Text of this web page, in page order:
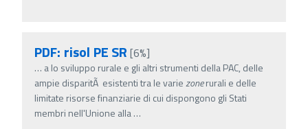
PDF: risol PE SR [6%]
… a lo sviluppo rurale e gli altri strumenti della PAC, delle
ampie disparitÃ esistenti tra le variezonerurali e delle
limitate risorse finanziarie di cui dispongono gli Stati
membri nell'Unione alla…